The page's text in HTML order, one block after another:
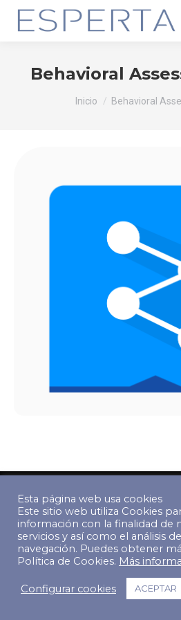
Behavioral
Estás aquí:
Inicio Behavioral
reservados.
Footer
Esta página web usa cookies
Este sitio web utiliza Cookies
información con la finalidad de
servicios y así como el análisis
navegación. Puedes obtener
Política de Cookies. Más
Configurar cookies ACEPTAR